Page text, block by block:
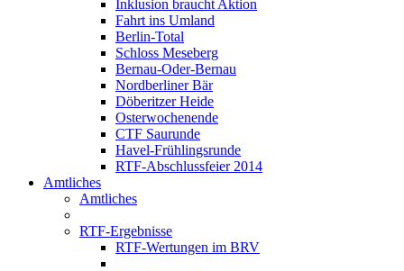
Inklusion braucht Aktion
Fahrt ins Umland
Berlin-Total
Schloss Meseberg
Bernau-Oder-Bernau
Nordberliner Bär
Döberitzer Heide
Osterwochenende
CTF Saurunde
Havel-Frühlingsrunde
RTF-Abschlussfeier 2014
Amtliches
Amtliches
RTF-Ergebnisse
RTF-Wertungen im BRV